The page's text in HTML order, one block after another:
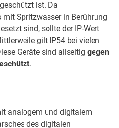
ist. Da
Spritzwasser in Berührung
sind, sollte der IP-Wert
gilt IP54 bei vielen
Geräte sind allseitig gegen
.
analogem und digitalem
des digitalen